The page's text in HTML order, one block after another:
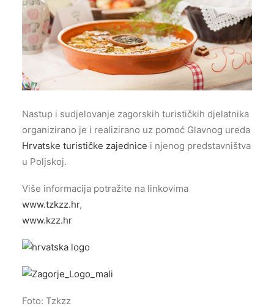
Nastup i sudjelovanje zagorskih turističkih djelatnika
organizirano je i realizirano uz pomoć Glavnog ureda
Hrvatske turističke zajednice i njenog predstavništva
u Poljskoj.
Više informacija potražite na linkovima
www.tzkzz.hr,
www.kzz.hr
Foto: Tzkzz